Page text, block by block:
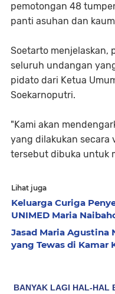
pemotongan 48
panti asuhan dan
Soetarto menjelaskan,
seluruh undangan
pidato dari Ketua
Soekarnoputri.
"Kami akan
yang dilakukan secara
tersebut dibuka untuk
Lihat juga
Keluarga Curiga
UNIMED Maria
Jasad Maria Agustina
yang Tewas di Kamar